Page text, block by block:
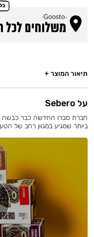
תיאור המוצר +
על Sebero
חברת סברו החדשה כבר כבשה
ביותר שמגיע במגוון רחב של